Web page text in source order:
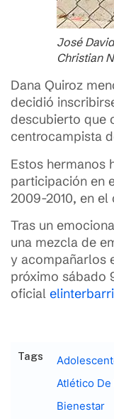
José
Christian
Dana Quiroz
decidió
descubierto que
centrocampista
Estos hermanos
participación en
2009-2010, en el
Tras un
una mezcla de
y acompañarlos
próximo sábado
oficial
Tags
Atlético De
Bienestar